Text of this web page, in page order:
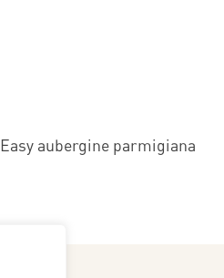
Easy aubergine parmigiana